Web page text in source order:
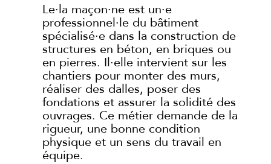
Le·la maçon·ne est un·e
professionnel·le du bâtiment
spécialisé·e dans la construction de
structures en béton, en briques ou
en pierres. Il·elle intervient sur les
chantiers pour monter des murs,
réaliser des dalles, poser des
fondations et assurer la solidité des
ouvrages. Ce métier demande de la
rigueur, une bonne condition
physique et un sens du travail en
équipe.